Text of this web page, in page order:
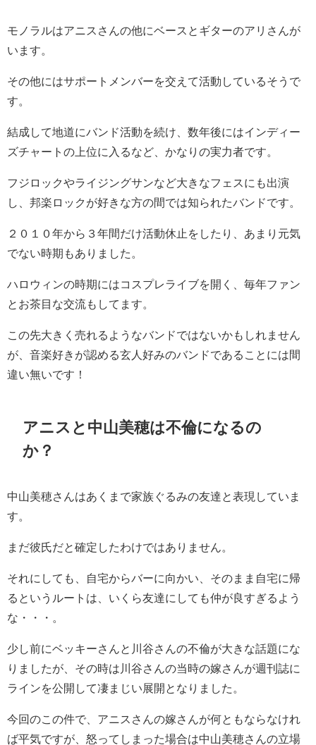
モノラルはアニスさんの他にベースとギターのアリさんが
います。
その他にはサポートメンバーを交えて活動しているそうで
す。
結成して地道にバンド活動を続け、数年後にはインディー
ズチャートの上位に入るなど、かなりの実力者です。
フジロックやライジングサンなど大きなフェスにも出演
し、邦楽ロックが好きな方の間では知られたバンドです。
２０１０年から３年間だけ活動休止をしたり、あまり元気
でない時期もありました。
ハロウィンの時期にはコスプレライブを開く、毎年ファン
とお茶目な交流もしてます。
この先大きく売れるようなバンドではないかもしれません
が、音楽好きが認める玄人好みのバンドであることには間
違い無いです！
アニスと中山美穂は不倫になるの
か？
中山美穂さんはあくまで家族ぐるみの友達と表現していま
す。
まだ彼氏だと確定したわけではありません。
それにしても、自宅からバーに向かい、そのまま自宅に帰
るというルートは、いくら友達にしても仲が良すぎるよう
な・・・。
少し前にベッキーさんと川谷さんの不倫が大きな話題にな
りましたが、その時は川谷さんの当時の嫁さんが週刊誌に
ラインを公開して凄まじい展開となりました。
今回のこの件で、アニスさんの嫁さんが何ともならなけれ
ば平気ですが、怒ってしまった場合は中山美穂さんの立場